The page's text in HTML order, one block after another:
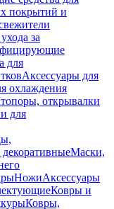
покрытий и
за
для
Аксессуары для
охлаждения
открывалки
для
Маски,
НожиАксессуары
Ковры и
Ковры,